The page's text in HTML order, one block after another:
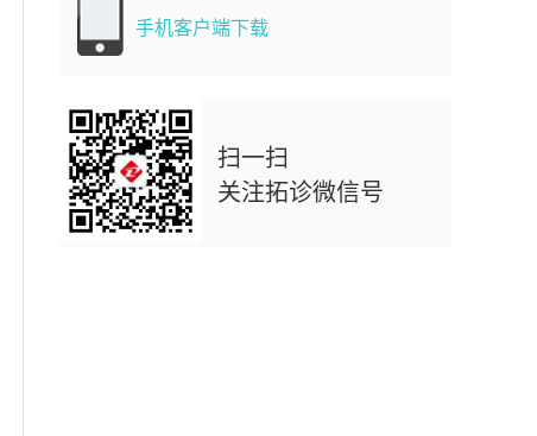
手机客户端下载
扫一扫
关注拓诊微信号